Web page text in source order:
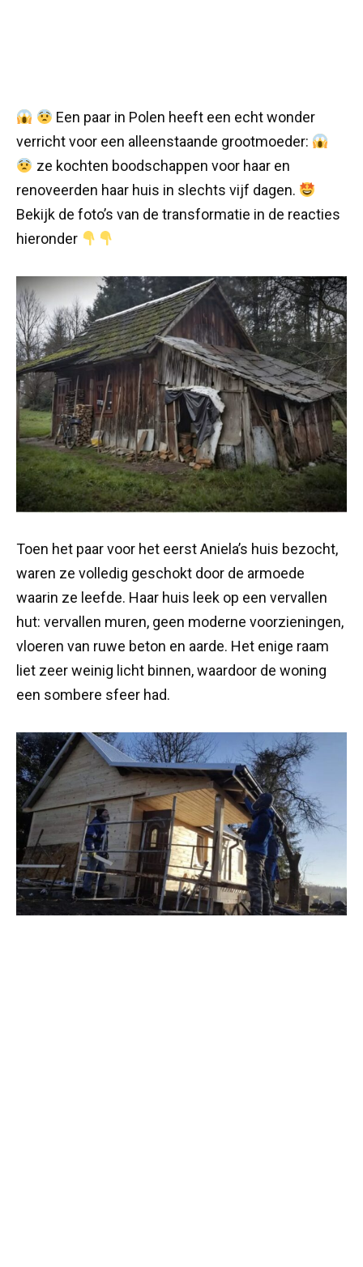
Een paar in Polen heeft een echt wonder
verricht voor een alleenstaande grootmoeder:
ze kochten boodschappen voor haar en
renoveerden haar huis in slechts vijf dagen.
Bekijk de foto’s van de transformatie in de reacties
hieronder
Toen het paar voor het eerst Aniela’s huis bezocht,
waren ze volledig geschokt door de armoede
waarin ze leefde. Haar huis leek op een vervallen
hut: vervallen muren, geen moderne voorzieningen,
vloeren van ruwe beton en aarde. Het enige raam
liet zeer weinig licht binnen, waardoor de woning
een sombere sfeer had.